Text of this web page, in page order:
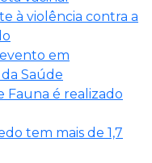
à violência contra a
em
Saúde
Fauna é realizado
tem mais de 1,7